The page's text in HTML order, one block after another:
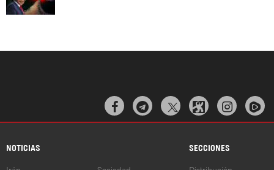
  
NOTICIAS SECCIONES
Irán Sociedad Distribución